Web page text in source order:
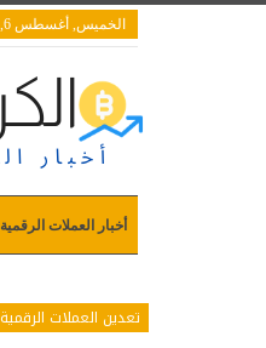
الخميس, أغسطس 6, 2026
أخبار العملات الرقمية
تعدين العملات الرقمية